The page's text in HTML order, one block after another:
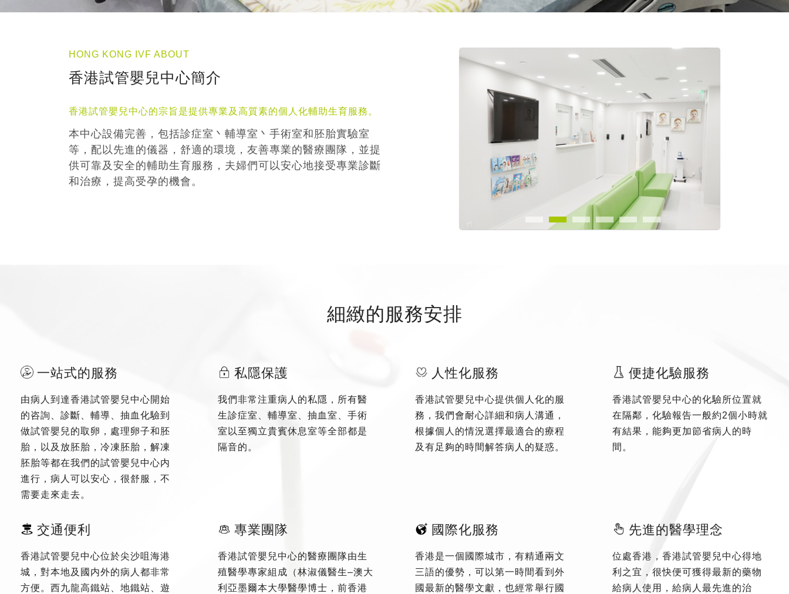
HONG KONG IVF ABOUT
香港試管嬰兒中心簡介
香港試管嬰兒中心的宗旨是提供專業及高質素的個人化輔助生育服務。
本中心設備完善，包括診症室丶輔導室丶手術室和胚胎實驗室
等，配以先進的儀器，舒適的環境，友善專業的醫療團隊，並提
供可靠及安全的輔助生育服務，夫婦們可以安心地接受專業診斷
和治療，提高受孕的機會。
細緻的服務安排
一站式的服務
由病人到達香港試管嬰兒中心開始
的咨詢、診斷、輔導、抽血化驗到
做試管嬰兒的取卵，處理卵子和胚
胎，以及放胚胎，冷凍胚胎，解凍
胚胎等都在我們的試管嬰兒中心内
進行，病人可以安心，很舒服，不
需要走來走去。
私隱保護
我們非常注重病人的私隱，所有醫
生診症室、輔導室、抽血室、手術
室以至獨立貴賓休息室等全部都是
隔音的。
人性化服務
香港試管嬰兒中心提供個人化的服
務，我們會耐心詳細和病人溝通，
根據個人的情況選擇最適合的療程
及有足夠的時間解答病人的疑惑。
便捷化驗服務
香港試管嬰兒中心的化驗所位置就
在隔鄰，化驗報告一般約2個小時就
有結果，能夠更加節省病人的時
間。
交通便利
香港試管嬰兒中心位於尖沙咀海港
城，對本地及國内外的病人都非常
方便。西九龍高鐵站、地鐵站、遊
專業團隊
香港試管嬰兒中心的醫療團隊由生
殖醫學專家組成（林淑儀醫生–澳大
利亞墨爾本大學醫學博士，前香港
國際化服務
香港是一個國際城市，有精通兩文
三語的優勢，可以第一時間看到外
國最新的醫學文獻，也經常舉行國
先進的醫學理念
位處香港，香港試管嬰兒中心得地
利之宜，很快便可獲得最新的藥物
給病人使用，給病人最先進的治